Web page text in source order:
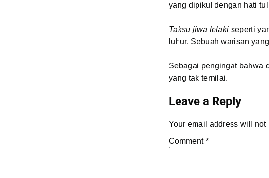
yang dipikul dengan hati
Taksu jiwa lelaki seperti
luhur. Sebuah warisan
Sebagai pengingat bahwa
yang tak ternilai.
Leave a Reply
Your email address will not
Comment *